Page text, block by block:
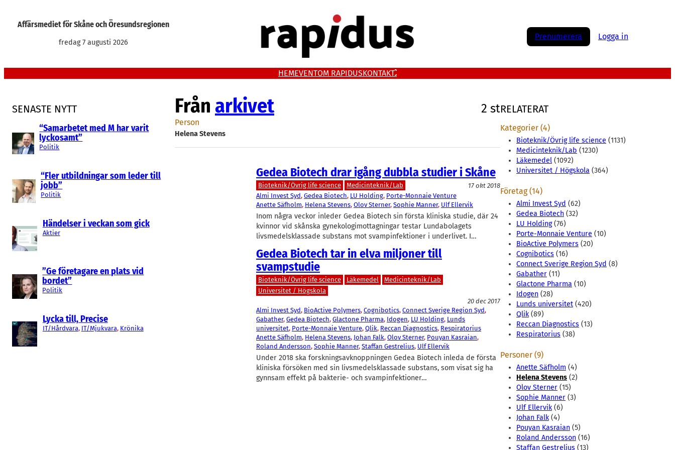
Affärsmediet för Skåne och Öresundsregionen
fredag 7 augusti 2026
Prenumerera Logga in
HEMEVENTOM RAPIDUSKONTAKT
SENASTE NYTT
“Samarbetet med M har varit
lyckosamt”
Politik
“Fler utbildningar som leder till
jobb”
Politik
Händelser i veckan som gick
Aktier
”Ge företagare en plats vid
bordet”
Politik
Lycka till, Precise
IT/Hårdvara, IT/Mjukvara, Krönika
Från arkivet 2 st
Person
Helena Stevens
Gedea Biotech drar igång dubbla studier i Skåne
Bioteknik/Övrig life science Medicinteknik/Lab
17 okt 2018
Almi Invest Syd, Gedea Biotech, LU Holding, Porte-Monnaie Venture
Anette Säfholm, Helena Stevens, Olov Sterner, Sophie Manner, Ulf Ellervik
Inom några veckor inleder Gedea Biotech sin första kliniska studie, där 24
kvinnor vid skånska gynekologimottagningar testar Lundabolagets
livsmedelsklassade substans mot svampinfektioner i underlivet. I…
Gedea Biotech tar in elva miljoner till
svampstudie
Bioteknik/Övrig life science Läkemedel
Medicinteknik/Lab
Universitet / Högskola
20 dec 2017
Almi Invest Syd, BioActive Polymers, Cognibotics, Connect Sverige Region Syd
Gabather, Gedea Biotech, Glactone Pharma, Idogen, LU Holding, Lunds
universitet, Porte-Monnaie Venture, Qlik, Reccan Diagnostics, Respiratorius
Anette Säfholm, Helena Stevens, Johan Falk, Olov Sterner, Pouyan Kasraian
Roland Andersson, Sophie Manner, Staffan Gestrelius, Ulf Ellervik
Under 2018 ska forskningsavknoppningen Gedea Biotech inleda de första
kliniska försöken med sin livsmedelsklassade substans, som visat sig ha
gynnsam effekt på bakterie- och svampinfektioner…
RELATERAT
Kategorier (4)
Bioteknik/Övrig life science (1131)
Medicinteknik/Lab (1230)
Läkemedel (1092)
Universitet / Högskola (364)
Företag (14)
Almi Invest Syd (62)
Gedea Biotech (32)
LU Holding(76)
Porte-Monnaie Venture (10)
BioActive Polymers (20)
Cognibotics (16)
Connect Sverige Region Syd (8)
Gabather (11)
Glactone Pharma (10)
Idogen (28)
Lunds universitet (420)
Qlik(89)
Reccan Diagnostics (13)
Respiratorius (38)
Personer (9)
Anette Säfholm (4)
Helena Stevens (2)
Olov Sterner (15)
Sophie Manner (3)
Ulf Ellervik(6)
Johan Falk(4)
Pouyan Kasraian (5)
Roland Andersson (16)
Staffan Gestrelius (13)